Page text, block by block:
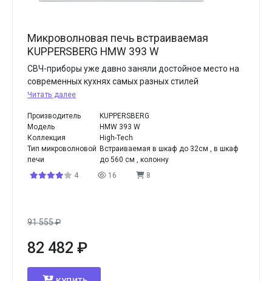
Микроволновая печь встраиваемая
KUPPERSBERG HMW 393 W
СВЧ-приборы уже давно заняли достойное место на
современных кухнях самых разных стилей
Читать далее
Производитель
KUPPERSBERG
Модель
HMW 393 W
Коллекция
High-Tech
Тип микроволновой
печи
Встраиваемая в шкаф до 32см , в шкаф
до 560 см , колонну
4
16 8
91 555₽
82 482 ₽